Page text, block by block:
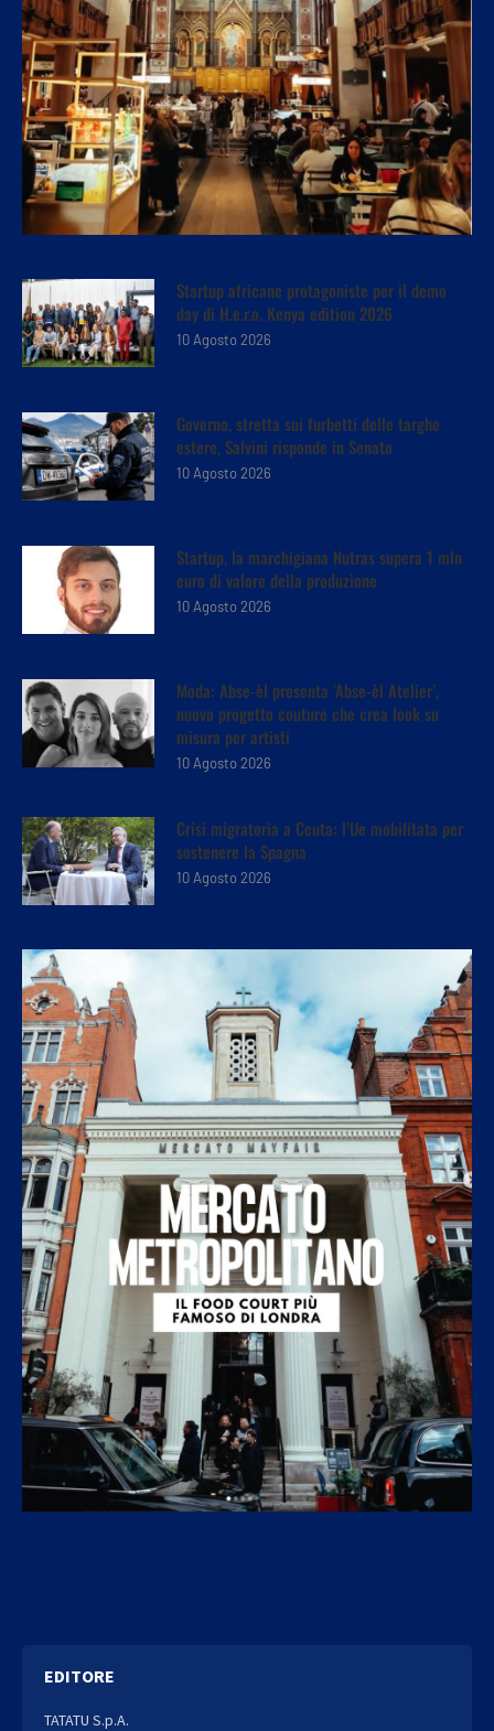
Startup africane protagoniste per il demo
day di H.e.r.o. Kenya edition 2026
10 Agosto 2026
Governo, stretta sui furbetti delle targhe
estere, Salvini risponde in Senato
10 Agosto 2026
Startup, la marchigiana Nutras supera 1 mln
euro di valore della produzione
10 Agosto 2026
Moda: Abse-èl presenta ‘Abse-èl Atelier’,
nuovo progetto couture che crea look su
misura per artisti
10 Agosto 2026
Crisi migratoria a Ceuta: l’Ue mobilitata per
sostenere la Spagna
10 Agosto 2026
EDITORE
TATATU S.p.A.